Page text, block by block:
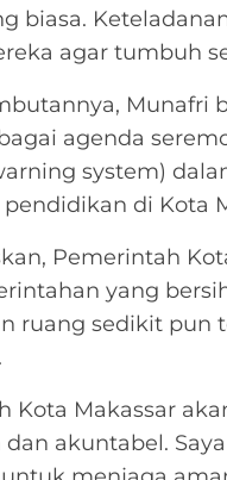
biasa.
agar tumbuh
Munafri
agenda
system)
di Kota
Pemerintah
yang
ruang sedikit pun
Kota Makassar
dan akuntabel.